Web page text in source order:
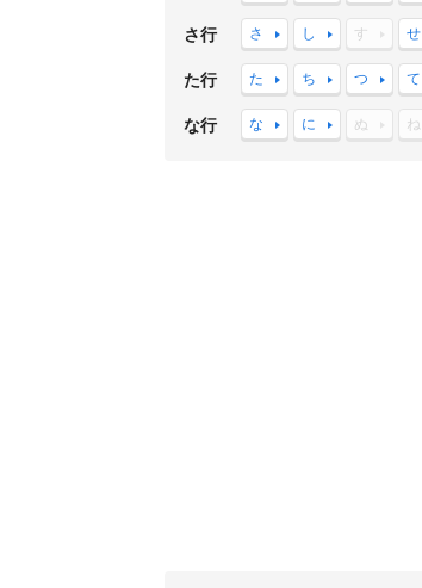
さ行 さ し す せ
た行 た ち つ て
な行 な に ぬ ね